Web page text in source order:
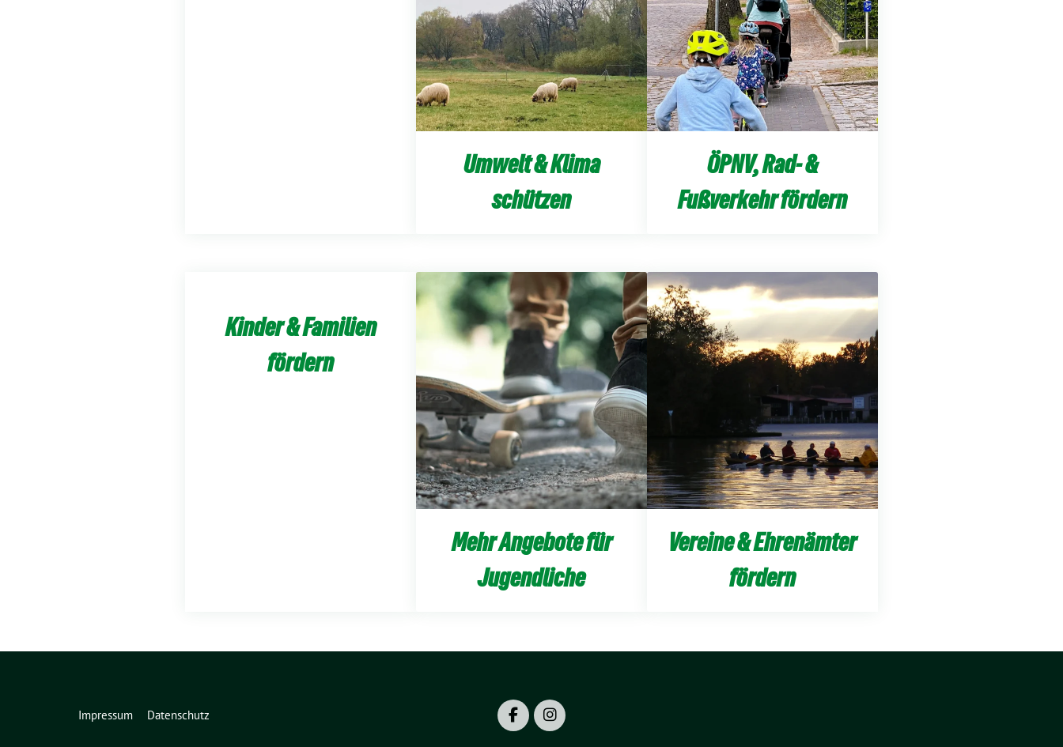
Umwelt & Klima
schützen
ÖPNV, Rad- &
Fußverkehr fördern
Kinder & Familien
fördern
Mehr Angebote für
Jugendliche
Vereine & Ehrenämter
fördern
Impressum Datenschutz